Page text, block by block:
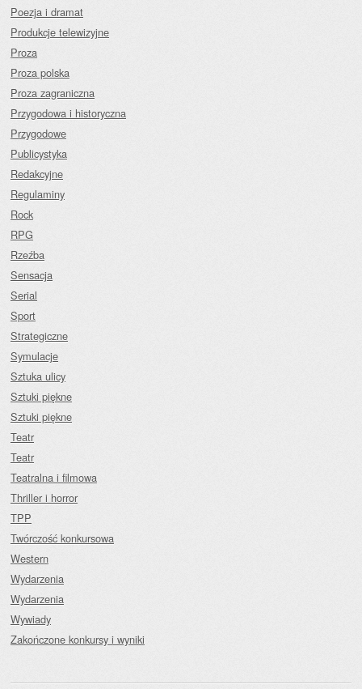
Poezja i dramat
Produkcje telewizyjne
Proza
Proza polska
Proza zagraniczna
Przygodowa i historyczna
Przygodowe
Publicystyka
Redakcyjne
Regulaminy
Rock
RPG
Rzeźba
Sensacja
Serial
Sport
Strategiczne
Symulacje
Sztuka ulicy
Sztuki piękne
Sztuki piękne
Teatr
Teatr
Teatralna i filmowa
Thriller i horror
TPP
Twórczość konkursowa
Western
Wydarzenia
Wydarzenia
Wywiady
Zakończone konkursy i wyniki